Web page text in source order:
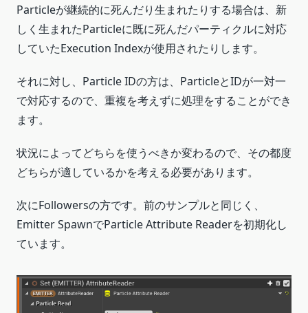
Particleが継続的に死んだり生まれたりする場合は、新
しく生まれたParticleに既に死んだパーティクルに対応
していたExecution Indexが使用されたりします。
それに対し、Particle IDの方は、ParticleとIDが一対一
で対応するので、重複を考えずに処理をすることができ
ます。
状況によってどちらを使うべきか変わるので、その都度
どちらが適しているかを考える必要があります。
次にFollowersの方です。前のサンプルと同じく、
Emitter SpawnでParticle Attribute Readerを初期化し
ています。